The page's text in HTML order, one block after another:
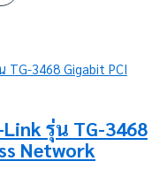
รุ่น TG-3468
Network